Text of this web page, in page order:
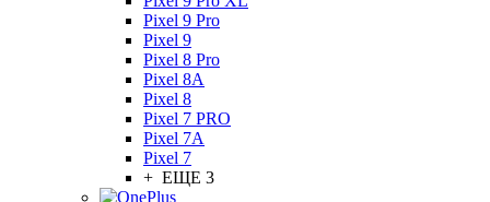
Pixel 9 Pro
Pixel 9
Pixel 8 Pro
Pixel 8A
Pixel 8
Pixel 7 PRO
Pixel 7A
Pixel 7
+ ЕЩЕ 3